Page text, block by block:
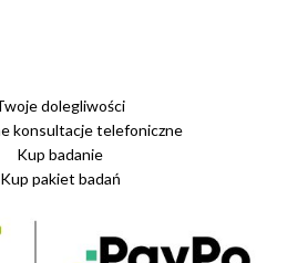
dolegliwości
konsultacje telefoniczne
Kup badanie
Kup pakiet badań